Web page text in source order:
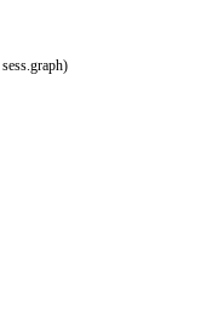
sess.graph)